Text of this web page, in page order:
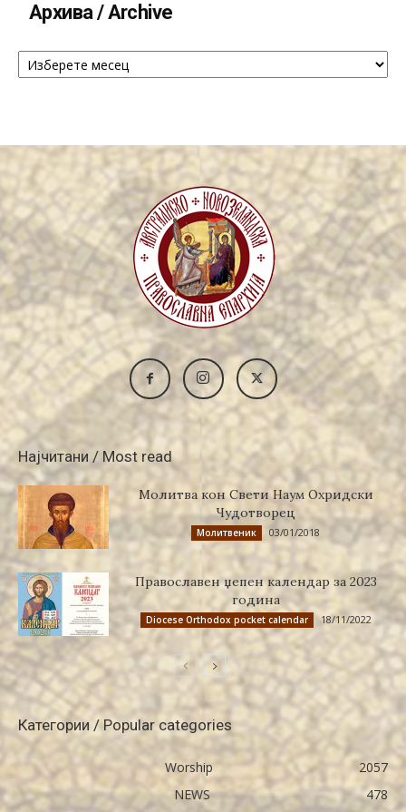
Архива / Archive
Архива
Најчитани / Most read
Молитва кон Свети Наум Охридски
Чудотворец
Молитвеник 03/01/2018
Православен џепен календар за 2023
година
Diocese Orthodox pocket calendar 18/11/2022
Категории / Popular categories
Worship
2057
NEWS
478